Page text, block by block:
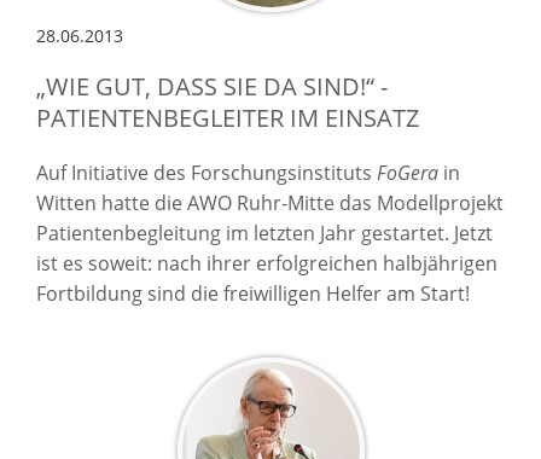
28.06.2013
„WIE GUT, DASS SIE DA SIND!“ -
PATIENTENBEGLEITER IM EINSATZ
Auf Initiative des Forschungsinstituts FoGera in
Witten hatte die AWO Ruhr-Mitte das Modellprojekt
Patientenbegleitung im letzten Jahr gestartet. Jetzt
ist es soweit: nach ihrer erfolgreichen halbjährigen
Fortbildung sind die freiwilligen Helfer am Start!